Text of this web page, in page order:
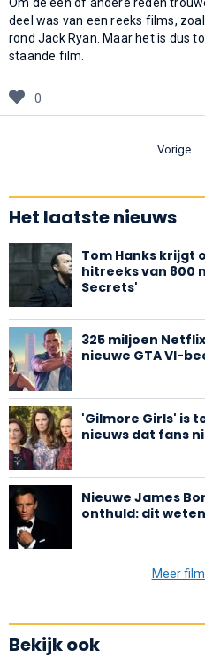
deel was van een reeks films,
rond Jack Ryan. Maar het is dus
staande film.
0
Vorige
Het laatste nieuws
Tom Hanks krijgt
hitreeks van 800
Secrets'
325 miljoen
nieuwe GTA VI-
'Gilmore Girls' is
nieuws dat fans
Nieuwe James
onthuld: dit
Meer
Bekijk ook